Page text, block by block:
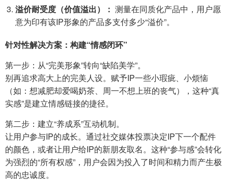
溢价耐受度（价值溢出）： 测量在同质化产品中，用户愿
意为印有该IP形象的产品多支付多少“溢价”。
针对性解决方案：构建“情感闭环”
第一步：从“完美形象”转向“缺陷美学”。
别再追求高大上的完美人设。赋予IP一些小瑕疵、小烦恼
（如：想减肥却爱喝奶茶、周一不想上班的丧气），这种“真
实感”是建立情感链接的捷径。
第二步：建立“养成系”互动机制。
让用户参与IP的成长。通过社交媒体投票决定IP下一个配件
的颜色，或者让用户给IP的新朋友取名。这种“参与感”会转化
为强烈的“所有权感”，用户会因为投入了时间和精力而产生极
高的忠诚度。